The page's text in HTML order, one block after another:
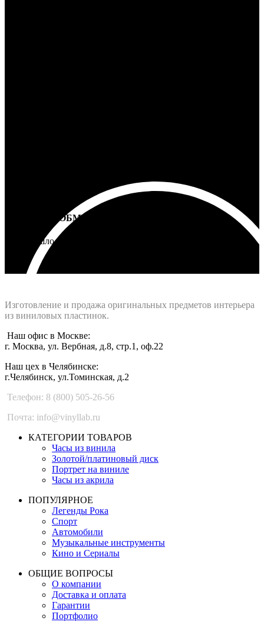
ВОЗВРАТ И ОБМЕН
Не подошло - вернем деньги
Изготовление и продажа оригинальных предметов интерьера
из виниловых пластинок.
Наш офис в Москве:
г. Москва, ул. Вербная, д.8, стр.1, оф.22
Наш цех в Челябинске:
г.Челябинск, ул.Томинская, д.2
Телефон: 8 (800) 505-26-56
Почта: info@vinyllab.ru
КАТЕГОРИИ ТОВАРОВ
Часы из винила
Золотой/платиновый диск
Портрет на виниле
Часы из акрила
ПОПУЛЯРНОЕ
Легенды Рока
Спорт
Автомобили
Музыкальные инструменты
Кино и Сериалы
ОБЩИЕ ВОПРОСЫ
О компании
Доставка и оплата
Гарантии
Портфолио